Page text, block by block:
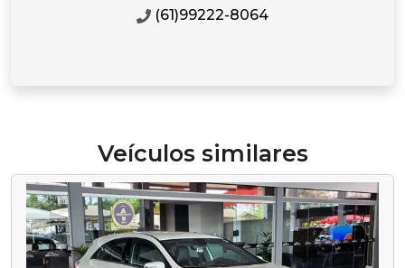
(61)99222-8064
Veículos similares